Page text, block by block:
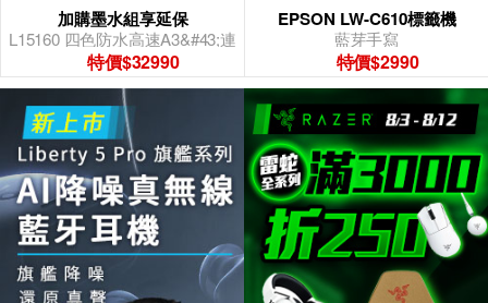
加購墨水組享延保
L15160 四色防水高速A3&#43;連
供複合機
特價$32990
EPSON LW-C610標籤機
藍芽手寫
特價$2990